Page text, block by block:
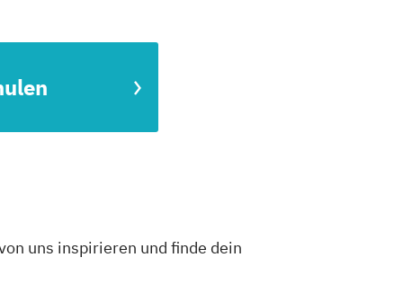
uns inspirieren und finde dein